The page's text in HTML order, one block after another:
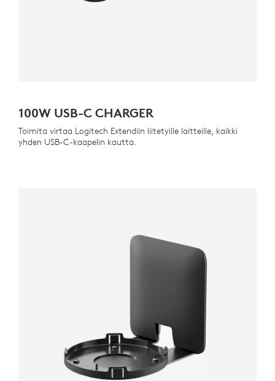
100W USB-C CHARGER
Toimita virtaa Logitech Extendiin liitetyille laitteille, kaikki
yhden USB-C-kaapelin kautta.